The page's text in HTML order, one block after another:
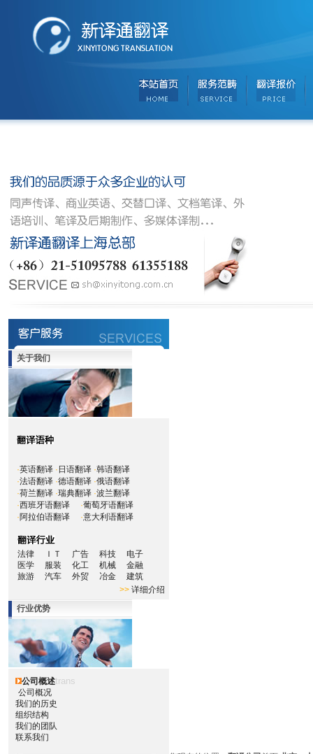
关于我们
·英语翻译 · 日语翻译 ·韩语翻译
·法语翻译 ·德语翻译 ·俄语翻译
·荷兰翻译 ·瑞典翻译 ·波兰翻译
·西班牙语翻译 ·葡萄牙语翻译
·阿拉伯语翻译 ·意大利语翻译
法律 ＩＴ 广告 科技
电子
医学
服装 化工 机械 金融
旅游
汽车 外贸 冶金
建筑
>> 详细介绍
行业优势
公司概述trans
公司概况
我们的历史
组织结构
我们的团队
联系我们